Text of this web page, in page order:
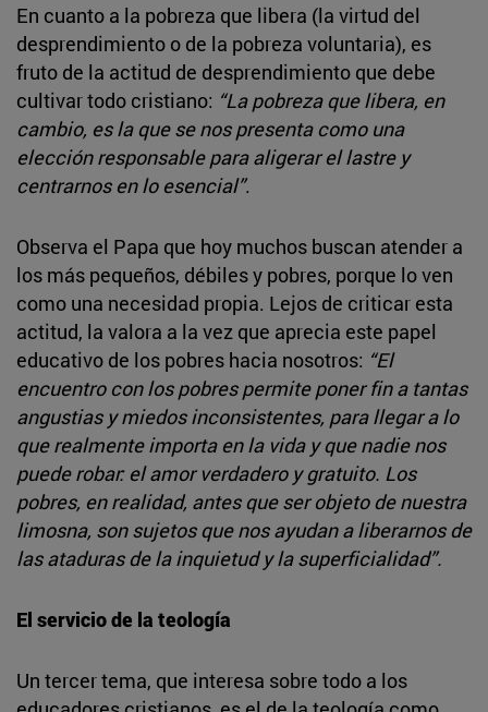
En cuanto a la pobreza que libera (la virtud del
desprendimiento o de la pobreza voluntaria), es
fruto de la actitud de desprendimiento que debe
cultivar todo cristiano: “La pobreza que libera, en
cambio, es la que se nos presenta como una
elección responsable para aligerar el lastre y
centrarnos en lo esencial”.
Observa el Papa que hoy muchos buscan atender a
los más pequeños, débiles y pobres, porque lo ven
como una necesidad propia. Lejos de criticar esta
actitud, la valora a la vez que aprecia este papel
educativo de los pobres hacia nosotros: “El
encuentro con los pobres permite poner fin a tantas
angustias y miedos inconsistentes, para llegar a lo
que realmente importa en la vida y que nadie nos
puede robar: el amor verdadero y gratuito. Los
pobres, en realidad, antes que ser objeto de nuestra
limosna, son sujetos que nos ayudan a liberarnos de
las ataduras de la inquietud y la superficialidad”.
El servicio de la teología
Un tercer tema, que interesa sobre todo a los